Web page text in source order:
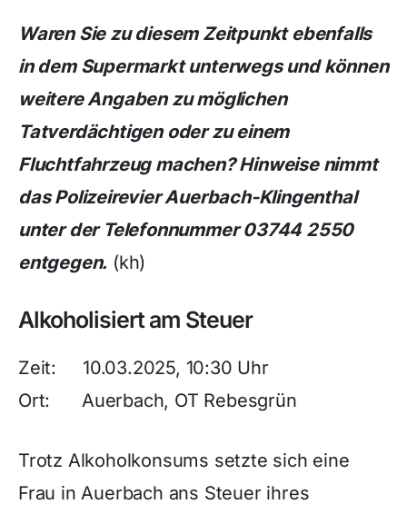
Waren Sie zu diesem Zeitpunkt ebenfalls
in dem Supermarkt unterwegs und können
weitere Angaben zu möglichen
Tatverdächtigen oder zu einem
Fluchtfahrzeug machen? Hinweise nimmt
das Polizeirevier Auerbach-Klingenthal
unter der Telefonnummer 03744 2550
entgegen. (kh)
Alkoholisiert am Steuer
Zeit: 10.03.2025, 10:30 Uhr
Ort: Auerbach, OT Rebesgrün
Trotz Alkoholkonsums setzte sich eine
Frau in Auerbach ans Steuer ihres